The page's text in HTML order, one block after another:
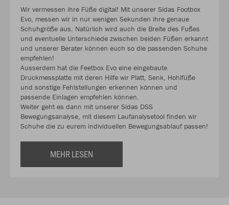
Wir vermessen ihre Füße digital! Mit unserer Sidas Footbox
Evo, messen wir in nur wenigen Sekunden ihre genaue
Schuhgröße aus. Natürlich wird auch die Breite des Fußes
und eventuelle Unterschiede zwischen beiden Füßen erkannt
und unserer Berater können euch so die passenden Schuhe
empfehlen!
Ausserdem hat die Feetbox Evo eine eingebaute
Druckmessplatte mit deren Hilfe wir Platt, Senk, Hohlfüße
und sonstige Fehlstellungen erkennen können und
passende Einlagen empfehlen können.
Weiter geht es dann mit unserer Sidas DSS
Bewegungsanalyse, mit diesem Laufanalysetool finden wir
Schuhe die zu eurem individuellen Bewegungsablauf passen!
MEHR LESEN